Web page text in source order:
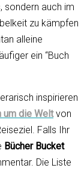
sondern auch im
zu kämpfen
alleine
ein “Buch
inspirieren
um die Weltvon
Falls Ihr
Bücher Bucket
Die Liste